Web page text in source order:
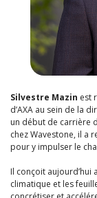
Silvestre Mazin est
d’AXA au sein de la
un début de carrière
chez Wavestone, il a
pour y impulser le
Il conçoit
climatique et les